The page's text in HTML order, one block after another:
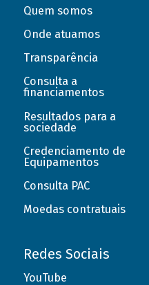
Quem somos
Onde atuamos
Transparência
Consulta a
financiamentos
Resultados para a
sociedade
Credenciamento de
Equipamentos
Consulta PAC
Moedas contratuais
Redes Sociais
YouTube